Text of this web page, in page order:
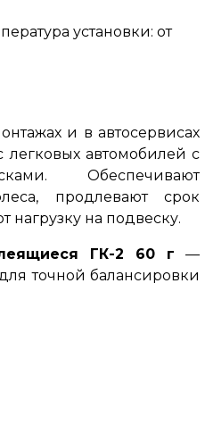
установки: от
и в автосервисах
легковых автомобилей с
Обеспечивают
продлевают срок
на подвеску.
ГК-2 60 г —
точной балансировки